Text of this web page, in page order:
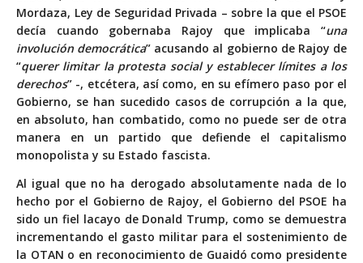
Mordaza, Ley de Seguridad Privada – sobre la que el PSOE
decía cuando gobernaba Rajoy que implicaba “una
involución democrática” acusando al gobierno de Rajoy de
“querer limitar la protesta social y establecer límites a los
derechos” -, etcétera, así como, en su efímero paso por el
Gobierno, se han sucedido casos de corrupción a la que,
en absoluto, han combatido, como no puede ser de otra
manera en un partido que defiende el capitalismo
monopolista y su Estado fascista.
Al igual que no ha derogado absolutamente nada de lo
hecho por el Gobierno de Rajoy, el Gobierno del PSOE ha
sido un fiel lacayo de Donald Trump, como se demuestra
incrementando el gasto militar para el sostenimiento de
la OTAN o en reconocimiento de Guaidó como presidente